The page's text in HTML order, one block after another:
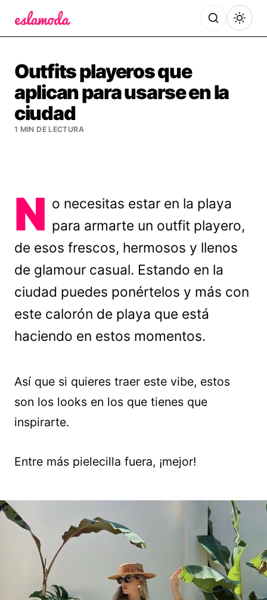
Outfits playeros que
aplican para usarse en la
ciudad
1 MIN DE LECTURA
N o necesitas estar en la playa
para armarte un outfit playero,
de esos frescos, hermosos y llenos
de glamour casual. Estando en la
ciudad puedes ponértelos y más con
este calorón de playa que está
haciendo en estos momentos.
Así que si quieres traer este vibe, estos
son los looks en los que tienes que
inspirarte.
Entre más pielecilla fuera, ¡mejor!